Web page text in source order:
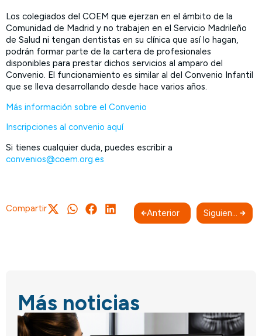
Los colegiados del COEM que ejerzan en el ámbito de la
Comunidad de Madrid y no trabajen en el Servicio Madrileño
de Salud ni tengan dentistas en su clínica que así lo hagan,
podrán formar parte de la cartera de profesionales
disponibles para prestar dichos servicios al amparo del
Convenio. El funcionamiento es similar al del Convenio Infantil
que se lleva desarrollando desde hace varios años.
Más información sobre el Convenio
Inscripciones al convenio aquí
Si tienes cualquier duda, puedes escribir a
convenios@coem.org.es
Compartir Anterior Siguiente
Más noticias